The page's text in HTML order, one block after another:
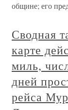
общине; его
Сводная
карте
миль,
дней
рейса